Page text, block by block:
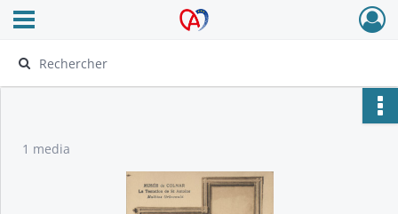
Archives Alsace - Colmar
Ouvrir le menu déroulant
1 media